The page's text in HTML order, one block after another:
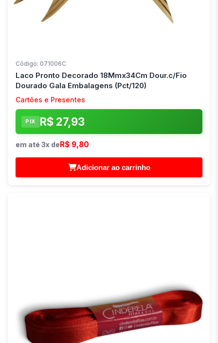
Código: 071006C
Laco Pronto Decorado 18Mmx34Cm Dour.c/Fio
Dourado Gala Embalagens (Pct/120)
Cartões e Presentes
PIX R$ 27,93
em até 3x de R$ 9,80
Adicionar ao carrinho